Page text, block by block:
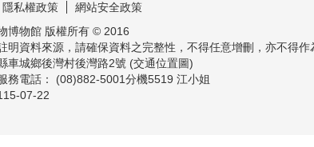
隱私權政策
網站安全政策
博物館 版權所有 © 2016
明資料來源，請確保資料之完整性，不得任意增刪，亦不得作
車城鄉後灣村後灣路2號 (交通位置圖)
務電話： (08)882-5001分機5519 江小姐
07-22